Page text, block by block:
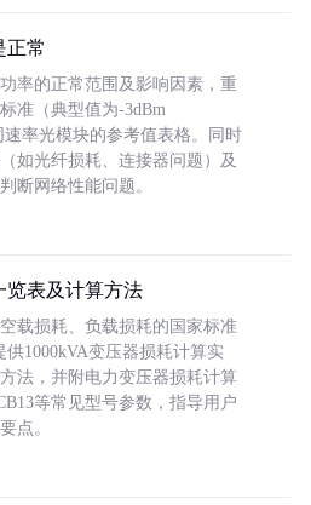
正常
率的正常范围及影响因素，重
准（典型值为-3dBm
速率光模块的参考值表格。同时
如光纤损耗、连接器问题）及
断网络性能问题。
览表及计算方法
载损耗、负载损耗的国家标准
供1000kVA变压器损耗计算实
法，并附电力变压器损耗计算
等常见型号参数，指导用户
点。